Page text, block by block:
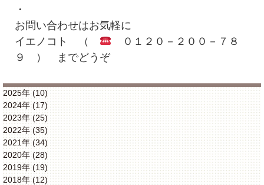
・
お問い合わせはお気軽に
イエノコト （
０１２０－２００－７８
９ ） までどうぞ
2025年 (10)
2024年 (17)
2023年 (25)
2022年 (35)
2021年 (34)
2020年 (28)
2019年 (19)
2018年 (12)